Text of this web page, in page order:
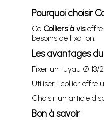
Pourquoi choisir
Ce Colliers à visoffre
besoins de fixation.
Les avantages du
Fixer un tuyau Ø 13/
Utiliser 1 collier
Choisir un article
Bon à savoir